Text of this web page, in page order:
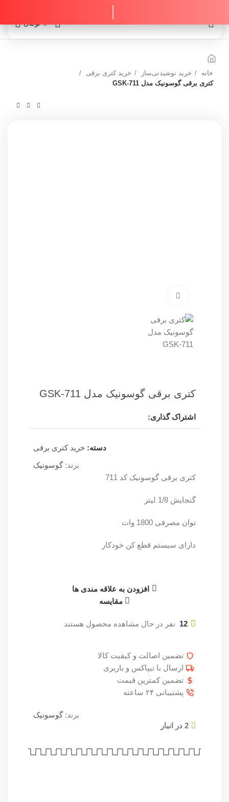
تومان 0
خانه خرید نوشیدنی‌ساز
خرید کتری برقی
کتری برقی گوسونیک مدل GSK-711
کتری برقی گوسونیک مدل GSK-711
اشتراک گذاری:
دسته: خرید کتری برقی
برند:گوسونیک
کتری برقی گوسونیک کد 711
گنجایش 1/8 لیتر
توان مصرفی 1800 وات
دارای سیستم قطع کن خودکار
افزودن به علاقه مندی ها
مقایسه
12 نفر در حال مشاهده محصول هستند
تضمین اصالت و کیفیت کالا
ارسال با تیپاکس و باربری
تضمین کمترین قیمت
پشتیبانی ۲۴ ساعته
برند:گوسونیک
2 در انبار